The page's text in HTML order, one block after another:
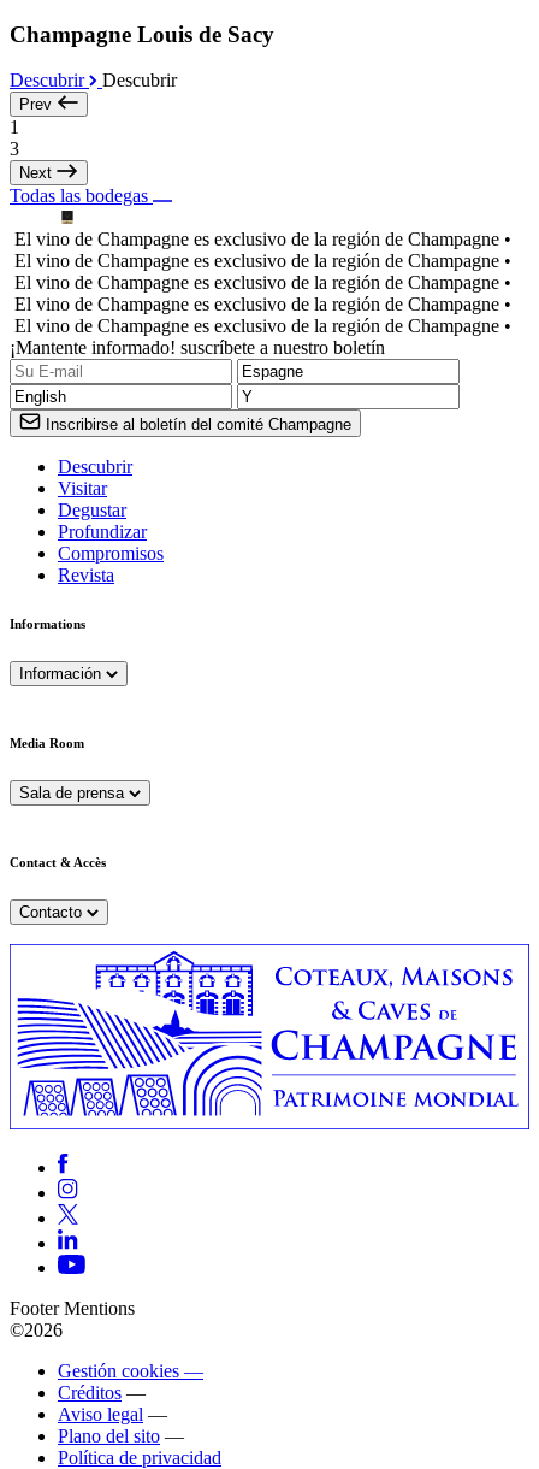
Champagne Louis de Sacy
Descubrir Descubrir
Prev
1
3
Next
Todas las bodegas
El vino de Champagne es exclusivo de la región de Champagne •
El vino de Champagne es exclusivo de la región de Champagne •
El vino de Champagne es exclusivo de la región de Champagne •
El vino de Champagne es exclusivo de la región de Champagne •
El vino de Champagne es exclusivo de la región de Champagne •
¡Mantente informado! suscríbete a nuestro boletín
Inscribirse al boletín del comité Champagne
Descubrir
Visitar
Degustar
Profundizar
Compromisos
Revista
Informations
Información
Media Room
Sala de prensa
Contact & Accès
Contacto
Footer Mentions
©2026
Gestión cookies —
Créditos —
Aviso legal —
Plano del sito —
Política de privacidad